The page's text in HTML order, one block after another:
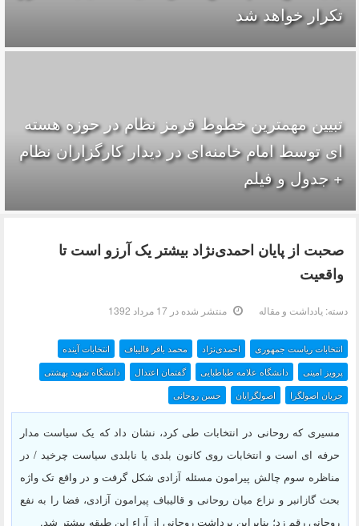
تكرار خواهد شد
تبیین مهمترین خطوط قرمز نظام در حوزه هسته
ای توسط امام خامنه‌ای در دیدار کارگزاران نظام
+ جدول و فیلم
صحبت از پایان احمدی‌نژاد بیشتر یک آرزو است تا
واقعیت
دسته:یادداشت و مقاله منتشر شده در 17 مرداد 1392
انتخابات ریاست جمهوری احمدی‌نژاد محمد باقر قالیباف انتخابات آینده
حسن روحانی اصولگرایان جریان اصولگرا
دانشگاه شهید بهشتی گفتمان اعتدال دانشگاه علامه طباطبایی پرویز امینی
مسیری که روحانی در انتخابات طی کرد، نشان داد که یک سیاست مدار
حرفه ای است و انتخابات روی کانون بلدی یا نابلدی سیاست چرخید / در
مناظره سوم چالش پیرامون مسئله آزادی شکل گرفت و در واقع تک واژه
بحث گازانبر و نزاع میان روحانی و قالیباف پیرامون آزادی، فضا را به نفع
روحانی رقم زد؛ بنابراین برداشت روحانی از آراء این طبقه بیشتر شد.